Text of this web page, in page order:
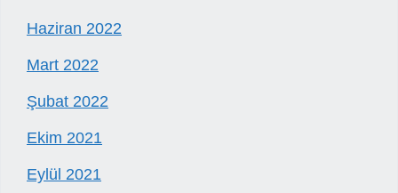
Haziran 2022
Mart 2022
Şubat 2022
Ekim 2021
Eylül 2021